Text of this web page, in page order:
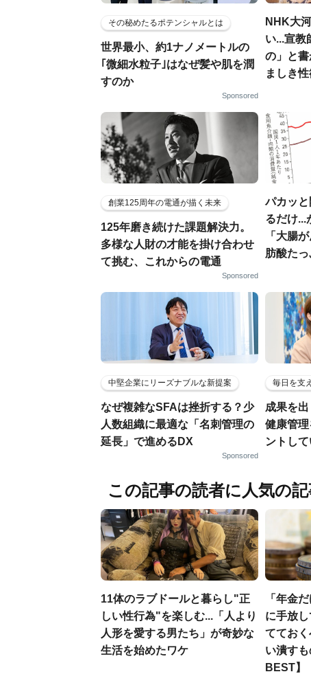
その秘めたるポテンシャルとは
世界最小、約1ナノメートルの
｢微細水粒子｣はなぜ髪や肌を潤
すのか
Sponsored
NHK大
い...宣教
の」と
ましき
創業125周年の電通が描く未来
125年磨き続けた課題解決力。
多様な人財の才能を掛け合わせ
て挑む、これからの電通
Sponsored
パカッ
るだけ...
「大腸
肪酸たっ
中堅企業にリーズナブルな新提案
なぜ複雑なSFAは挫折する？少
人数組織に最適な「名刺管理の
延長」で進めるDX
Sponsored
毎日を支
成果を
健康管
ントし
この記事の読者に人気の
11体のラブドールと暮らし"正
しい性行為"を楽しむ...「人より
人形を愛する男たち」が奇妙な
生活を始めたワケ
「年金
に手放
ててお
い潰す
BEST】